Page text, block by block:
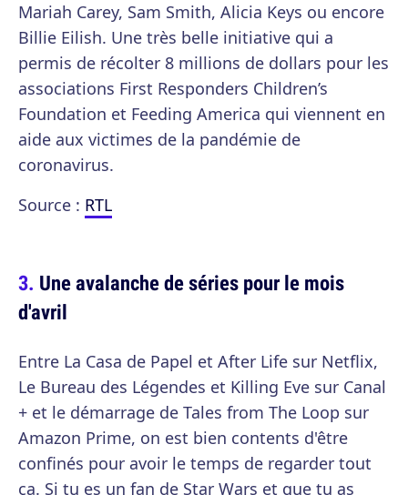
Mariah Carey, Sam Smith, Alicia Keys ou encore
Billie Eilish. Une très belle initiative qui a
permis de récolter 8 millions de dollars pour les
associations First Responders Children’s
Foundation et Feeding America qui viennent en
aide aux victimes de la pandémie de
coronavirus.
Source : RTL
Une avalanche de séries pour le mois
d'avril
Entre La Casa de Papel et After Life sur Netflix,
Le Bureau des Légendes et Killing Eve sur Canal
+ et le démarrage de Tales from The Loop sur
Amazon Prime, on est bien contents d'être
confinés pour avoir le temps de regarder tout
ça. Si tu es un fan de Star Wars et que tu as